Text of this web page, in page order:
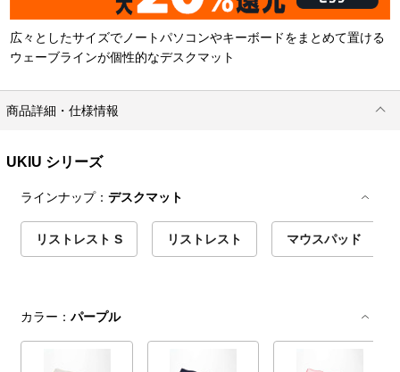
広々としたサイズでノートパソコンやキーボードをまとめて置ける
ウェーブラインが個性的なデスクマット
商品詳細・仕様情報
UKIU シリーズ
ラインナップ：デスクマット
リストレスト S リストレスト マウスパッド
カラー：パープル